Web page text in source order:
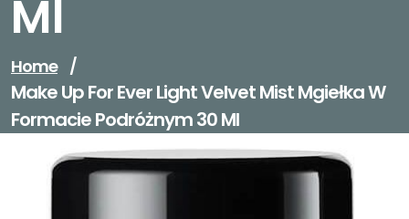
Ml
Home /
Make Up For Ever Light Velvet Mist Mgiełka W
Formacie Podróżnym 30 Ml